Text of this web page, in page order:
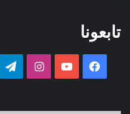
تابعونا
فيسبوك ‫YouTubeانستقرام